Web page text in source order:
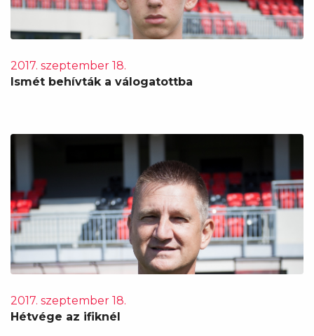
2017. szeptember 18.
Ismét behívták a válogatottba
2017. szeptember 18.
Hétvége az ifiknél